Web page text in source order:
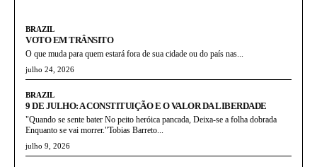
BRAZIL
VOTO EM TRÂNSITO
O que muda para quem estará fora de sua cidade ou do país nas...
julho 24, 2026
BRAZIL
9 DE JULHO: A CONSTITUIÇÃO E O VALOR DA LIBERDADE
"Quando se sente bater No peito heróica pancada, Deixa-se a folha dobrada
Enquanto se vai morrer."Tobias Barreto...
julho 9, 2026